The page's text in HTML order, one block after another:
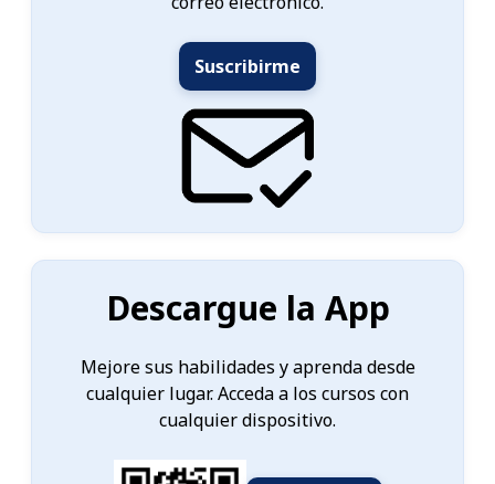
Suscribirme
Descargue la App
Mejore sus habilidades y aprenda desde
cualquier lugar. Acceda a los cursos con
cualquier dispositivo.